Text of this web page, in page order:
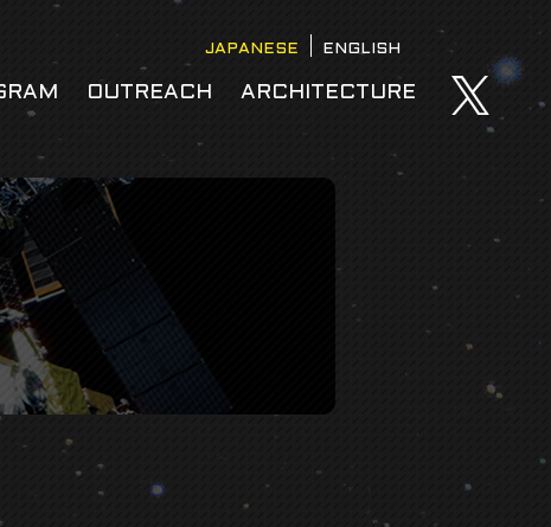
OUTREACH ARCHITECTURE
JAPANESE ENGLISH